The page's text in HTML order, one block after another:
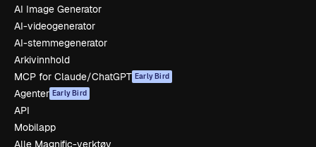
AI Image Generator
AI-videogenerator
AI-stemmegenerator
Arkivinnhold
MCP for Claude/ChatGPT Early Bird
Agenter Early Bird
API
Mobilapp
Alle Magnific-verktøy